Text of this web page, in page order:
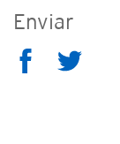
Enviar